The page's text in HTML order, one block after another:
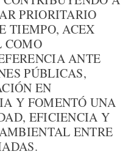
PRIORITARIO
TIEMPO, ACEX
COMO
ANTE
PÚBLICAS,
EN
Y FOMENTÓ UNA
EFICIENCIA Y
ENTRE